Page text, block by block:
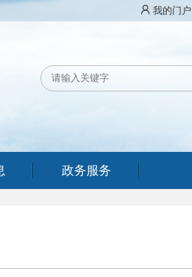
我的门户
政务服务